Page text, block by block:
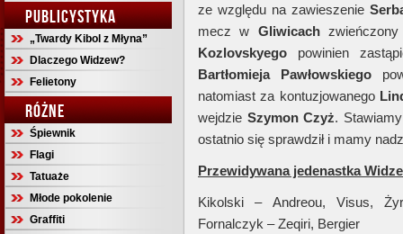
PUBLICYSTYKA
„Twardy Kibol z Młyna”
Dlaczego Widzew?
Felietony
RÓŻNE
Śpiewnik
Flagi
Tatuaże
Młode pokolenie
Graffiti
ze względu na zawieszenie
mecz w Gliwicach
Kozlovskyego powinien
Bartłomieja Pawłowskiego
natomiast za kontuzjowanego
wejdzie Szymon Czyż.
ostatnio się sprawdził i mamy
Przewidywana jedenastka
Kikolski – Andreou, Visus,
Fornalczyk – Zeqiri, Bergier